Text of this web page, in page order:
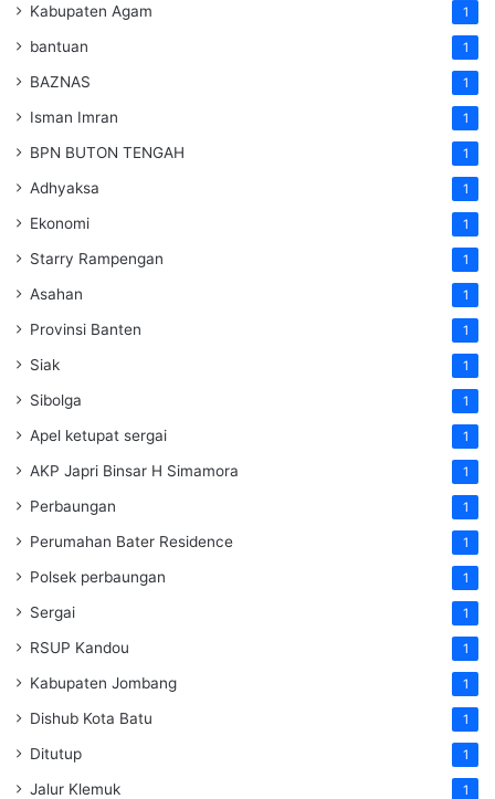
Kabupaten Agam 1
bantuan 1
BAZNAS 1
Isman Imran 1
BPN BUTON TENGAH 1
Adhyaksa 1
Ekonomi 1
Starry Rampengan 1
Asahan 1
Provinsi Banten 1
Siak 1
Sibolga 1
Apel ketupat sergai 1
AKP Japri Binsar H Simamora 1
Perbaungan 1
Perumahan Bater Residence 1
Polsek perbaungan 1
Sergai 1
RSUP Kandou 1
Kabupaten Jombang 1
Dishub Kota Batu 1
Ditutup 1
Jalur Klemuk 1